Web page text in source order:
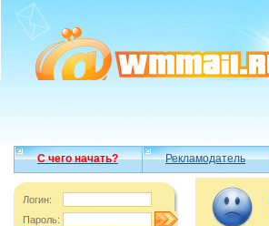
С чего начать? Рекламодатель
Логин:
Пароль: